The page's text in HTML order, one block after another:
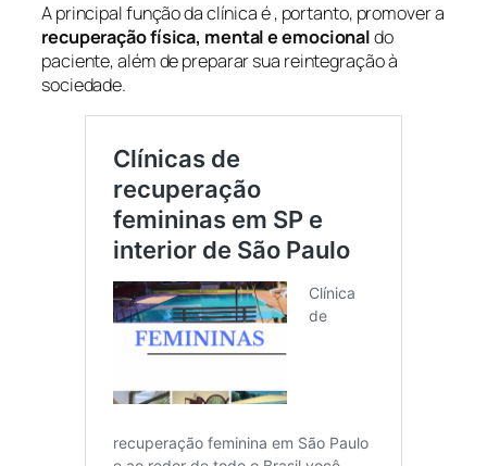
A principal função da clínica é , portanto, promover a
recuperação física, mental e emocionaldo
paciente, além de preparar sua reintegração à
sociedade.